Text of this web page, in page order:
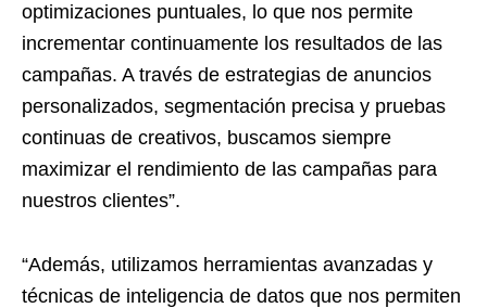
optimizaciones puntuales, lo que nos permite
incrementar continuamente los resultados de las
campañas. A través de estrategias de anuncios
personalizados, segmentación precisa y pruebas
continuas de creativos, buscamos siempre
maximizar el rendimiento de las campañas para
nuestros clientes”.
“Además, utilizamos herramientas avanzadas y
técnicas de inteligencia de datos que nos permiten